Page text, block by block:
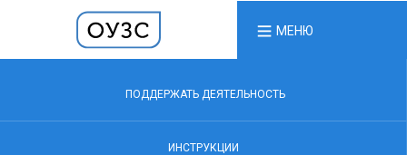
МЕНЮ
ПОДДЕРЖАТЬ ДЕЯТЕЛЬНОСТЬ
ИНСТРУКЦИИ